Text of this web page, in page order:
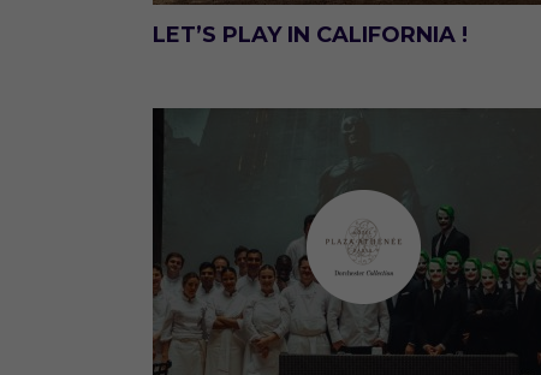
LET’S PLAY IN CALIFORNIA !